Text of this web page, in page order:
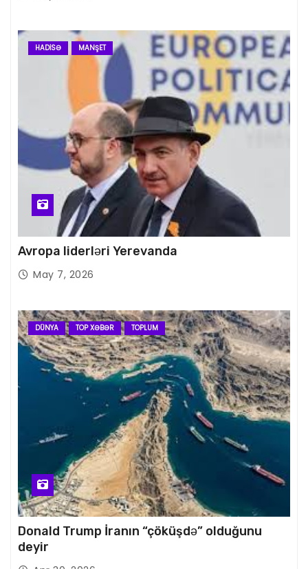
HADISƏ MANŞET
Avropa liderləri Yerevanda
May 7, 2026
DÜNYA TOP XƏBƏR TOPLUM
Donald Trump İranın “çöküşdə” olduğunu
deyir